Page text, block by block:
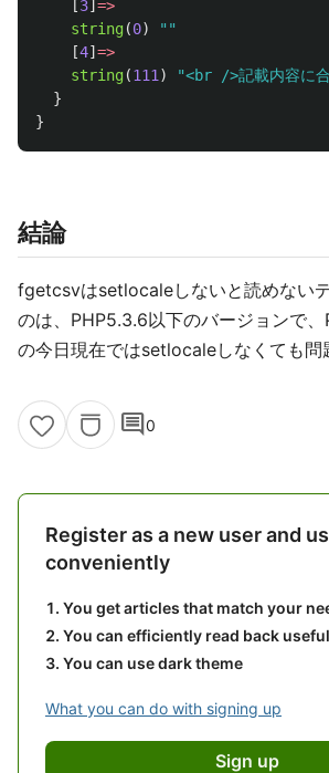
[3] =>
string(0)
""
[4] =>
string(111 )
"<br />記載内容に合
}
}
結論
fgetcsvはsetlocaleしないと読めない
のは、PHP5.3.6以下のバージョンで
の今日現在ではsetlocaleしなくても問
comment0
Register as a new user and
conveniently
You get articles that match your
You can efficiently read back
You can use dark theme
What you can do with signing up
Sign up